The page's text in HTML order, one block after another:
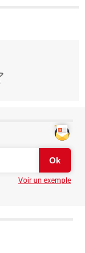
Voir un exemple